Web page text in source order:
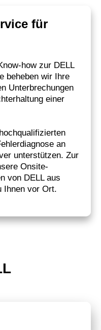
für
how zur DELL
beheben wir Ihre
Unterbrechungen
einer
an
unterstützen. Zur
Onsite-
von DELL aus
Ihnen vor Ort.